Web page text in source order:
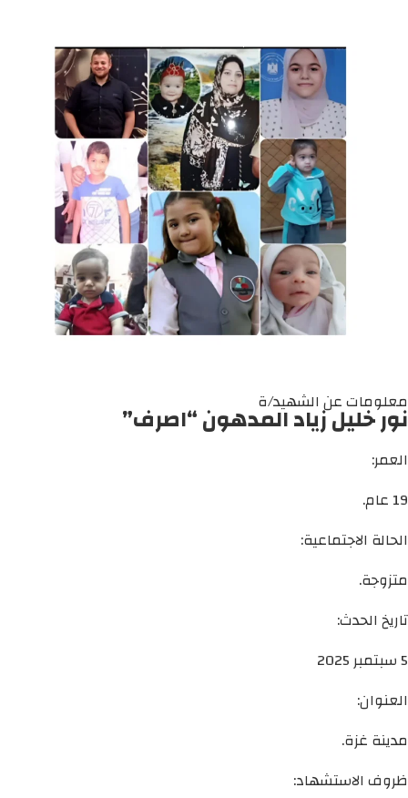
معلومات عن الشهيد/ة
نور خليل زياد المدهون “اصرف”
العمر:
19 عام.
الحالة الاجتماعية:
متزوجة.
تاريخ الحدث:
5 سبتمبر 2025
العنوان:
مدينة غزة.
ظروف الاستشهاد: